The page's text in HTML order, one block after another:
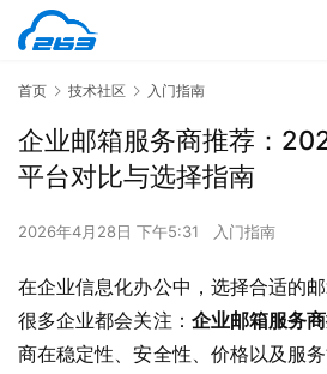
首页 技术社区 入门指南
企业邮箱服务商推荐：
平台对比与选择指南
2026年4月28日 下午5:31 入门指南
在企业信息化办公中，选择合适的
很多企业都会关注： 企业邮箱服务
商在稳定性、安全性、价格以及服